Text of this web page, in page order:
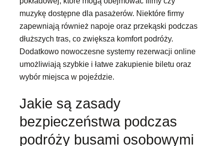
muzykę dostępne dla pasażerów. Niektóre firmy
zapewniają również napoje oraz przekąski podczas
dłuższych tras, co zwiększa komfort podróży.
Dodatkowo nowoczesne systemy rezerwacji online
umożliwiają szybkie i łatwe zakupienie biletu oraz
wybór miejsca w pojeździe.
Jakie są zasady
bezpieczeństwa podczas
podróży busami osobowymi